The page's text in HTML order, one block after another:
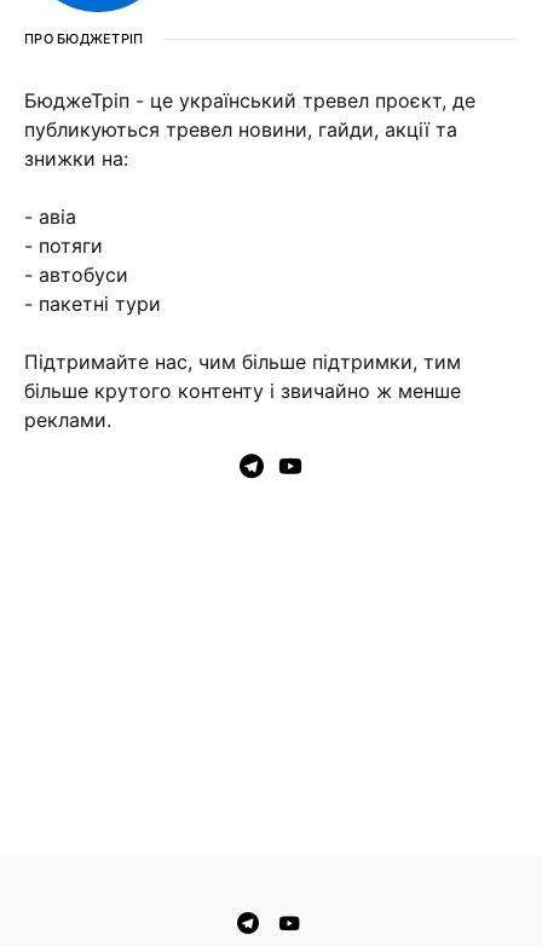
ПРО БЮДЖЕТРІП
БюджеТріп - це український тревел проєкт, де
публикуються тревел новини, гайди, акції та
знижки на:
- авіа
- потяги
- автобуси
- пакетні тури
Підтримайте нас, чим більше підтримки, тим
більше крутого контенту і звичайно ж менше
реклами.